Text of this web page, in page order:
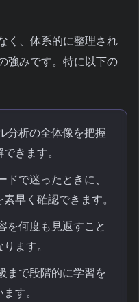
く、体系的に整理され
強みです。特に以下の
分析の全体像を把握
きます。
ドで迷ったときに、
早く確認できます。
を何度も見返すこと
ます。
まで段階的に学習を
す。